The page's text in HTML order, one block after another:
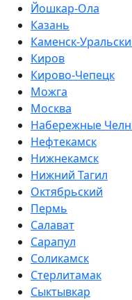
Йошкар-Ола
Казань
Каменск-
Киров
Кирово-Чепецк
Можга
Москва
Набережные
Нефтекамск
Нижнекамск
Нижний Тагил
Октябрьский
Пермь
Салават
Сарапул
Соликамск
Стерлитамак
Сыктывкар